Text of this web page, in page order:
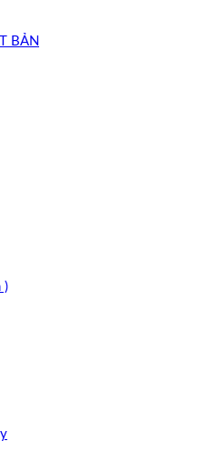
BẢN
)